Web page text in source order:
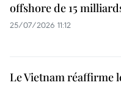
offshore de 15
25/07/2026 11:12
Le Vietnam réaffirme